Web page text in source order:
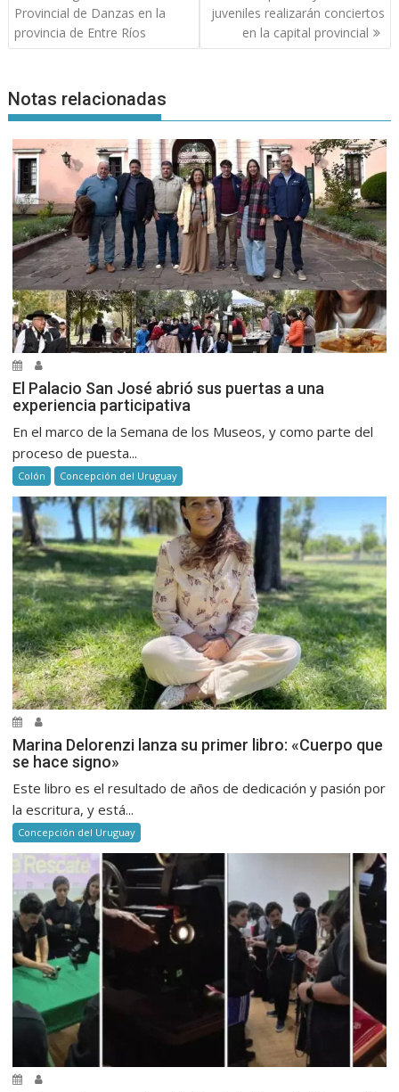
de
entradas
Provincial de Danzas en la
provincia de Entre Ríos
juveniles realizarán conciertos
en la capital provincial
Notas relacionadas
El Palacio San José abrió sus puertas a una
experiencia participativa
En el marco de la Semana de los Museos, y como parte del
proceso de puesta...
Colón Concepción del Uruguay
Marina Delorenzi lanza su primer libro: «Cuerpo que
se hace signo»
Este libro es el resultado de años de dedicación y pasión por
la escritura, y está...
Concepción del Uruguay